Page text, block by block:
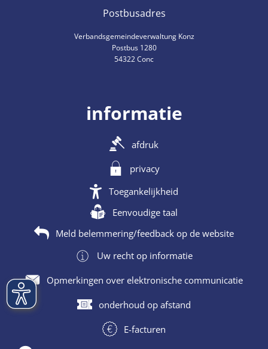
Postbusadres
Verbandsgemeindeverwaltung Konz
Postbus 1280
54322 Conc
informatie
afdruk
privacy
Toegankelijkheid
Eenvoudige taal
Meld belemmering/feedback op de website
Uw recht op informatie
Opmerkingen over elektronische communicatie
onderhoud op afstand
E-facturen